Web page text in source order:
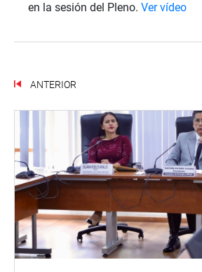
en la sesión del Pleno. Ver vídeo
ANTERIOR